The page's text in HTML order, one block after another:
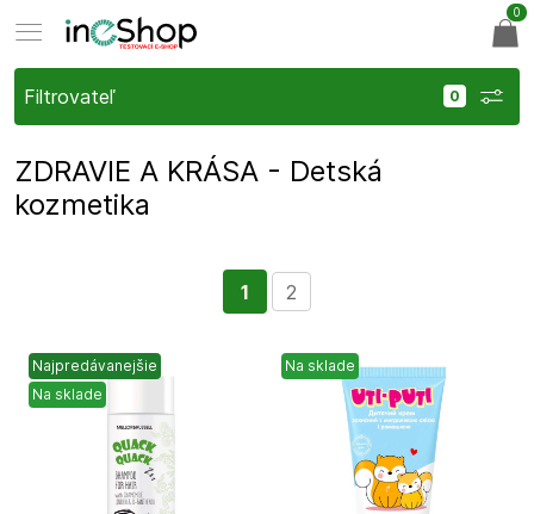
Filtrovateľ
ZDRAVIE A KRÁSA - Detská
kozmetika
1 2
Najpredávanejšie
Na sklade
Na sklade
0